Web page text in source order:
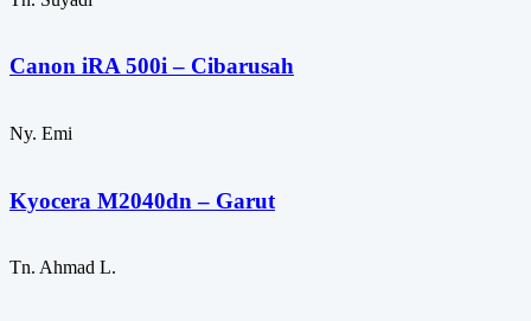
Canon iRA 500i – Cibarusah
Ny. Emi
Kyocera M2040dn – Garut
Tn. Ahmad L.